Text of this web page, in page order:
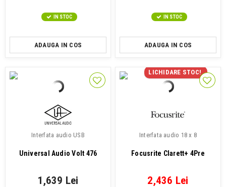
IN STOC
ADAUGA IN COS
IN STOC
ADAUGA IN COS
Interfata audio USB
Universal Audio Volt 476
1,639 Lei
LICHIDARE STOC!
Interfata audio 18 x 8
Focusrite Clarett+ 4Pre
2,436 Lei